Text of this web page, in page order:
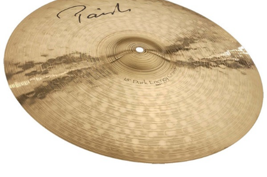
ドラム パーカッション
キーボード 電子ピアノ
管楽器 その他楽器
エフェクター